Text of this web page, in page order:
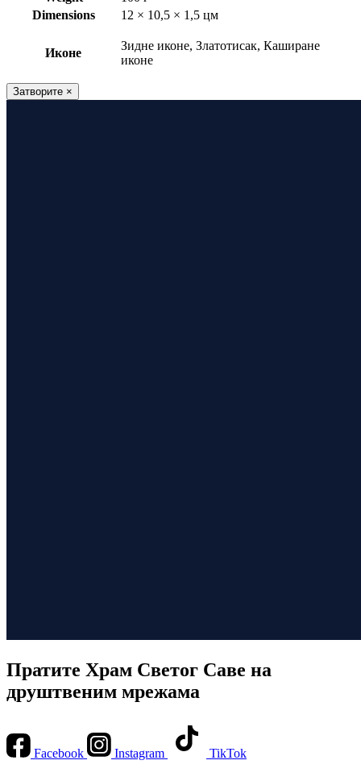
Dimensions
12 × 10,5 × 1,5 цм
Иконе
Зидне иконе, Златотисак, Каширане
иконе
Затворите ×
Пратите Храм Светог Саве на
друштвеним мрежама
Facebook Instagram TikTok